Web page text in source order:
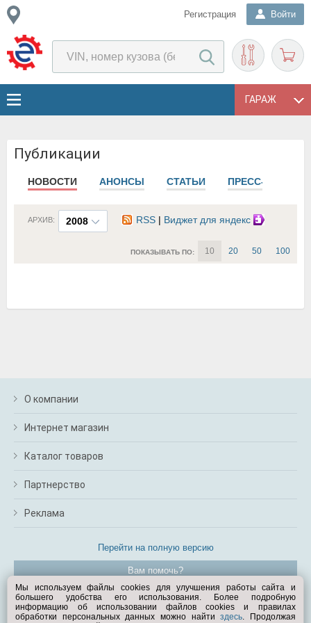
Регистрация Войти
ГАРАЖ
Публикации
НОВОСТИ АНОНСЫ СТАТЬИ ПРЕСС-РЕЛИЗЫ
2008
АРХИВ: RSS | Виджет для яндекс
ПОКАЗЫВАТЬ ПО: 10 20 50 100
О компании
Интернет магазин
Каталог товаров
Партнерство
Реклама
Перейти на полную версию
Вам помочь?
© Exist.ru 1998—2026
Мы используем файлы cookies для улучшения работы сайта и
большего удобства его использования. Более подробную
информацию об использовании файлов cookies и правилах
обработки персональных данных можно найтиздесь. Продолжая